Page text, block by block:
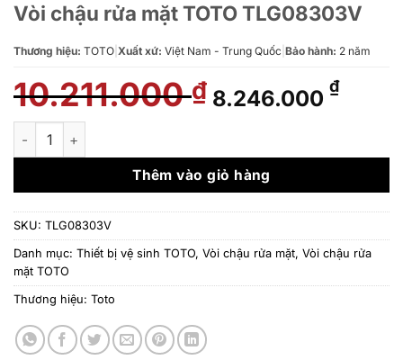
Vòi chậu rửa mặt TOTO TLG08303V
Thương hiệu: TOTO Xuất xứ: Việt Nam - Trung Quốc Bảo hành: 2 năm
10.211.000₫ Giá
gốc
10.211.000 ₫.
8.246.000 ₫Giá
là:
Vòi chậu rửa mặt TOTO TLG08303V số lượng
Thêm vào giỏ hàng
SKU: TLG08303V
Danh mục: Thiết bị vệ sinh TOTO, Vòi chậu rửa mặt, Vòi chậu rửa
mặt TOTO
Thương hiệu: Toto